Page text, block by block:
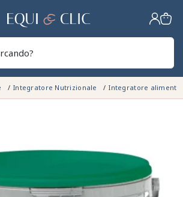
Casa
Integratore Nutrizionale Integratore